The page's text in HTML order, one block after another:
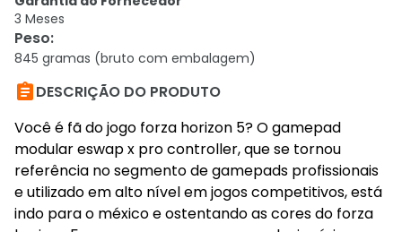
3 Meses
Peso:
845 gramas (bruto com embalagem)
DESCRIÇÃO DO PRODUTO
Você é fã do jogo forza horizon 5? O gamepad
modular eswap x pro controller, que se tornou
referência no segmento de gamepads profissionais
e utilizado em alto nível em jogos competitivos, está
indo para o méxico e ostentando as cores do forza